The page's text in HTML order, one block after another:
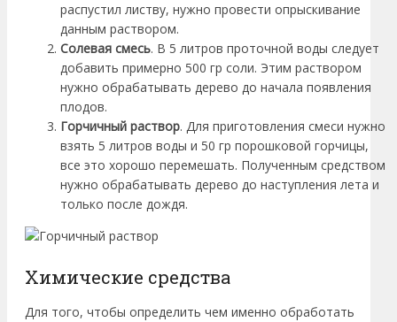
распустил листву, нужно провести опрыскивание
данным раствором.
Солевая смесь. В 5 литров проточной воды следует
добавить примерно 500 гр соли. Этим раствором
нужно обрабатывать дерево до начала появления
плодов.
Горчичный раствор. Для приготовления смеси нужно
взять 5 литров воды и 50 гр порошковой горчицы,
все это хорошо перемешать. Полученным средством
нужно обрабатывать дерево до наступления лета и
только после дождя.
Химические средства
Для того, чтобы определить чем именно обработать